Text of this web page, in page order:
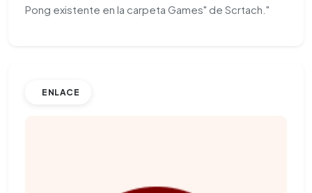
Pong existente en la carpeta Games" de Scrtach."
ENLACE